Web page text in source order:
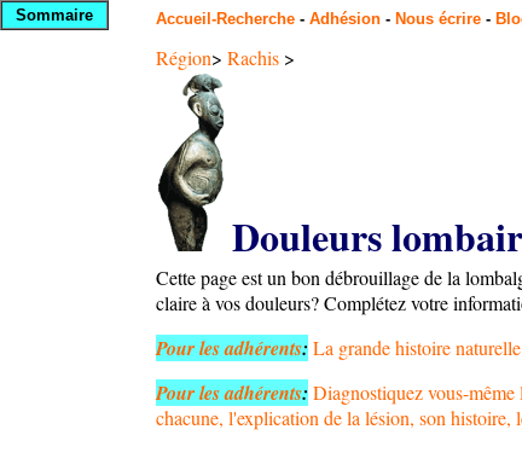
Sommaire Accueil-Recherche - Adhésion - Nous écrire -
Région> Rachis >
Douleurs
Cette page est un bon débrouillage de la
claire à vos douleurs?Complétez votre
Pour les adhérents: La grande histoire
Pour les adhérents: Diagnostiquez vous-
chacune, l'explication de la lésion, son histoire,